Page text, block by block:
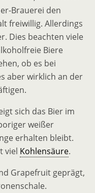
Brauerei den
freiwillig. Allerdings
Dies beachten viele
Biere
ob es bei
aber wirklich an der
sich das Bier im
weißer
erhalten bleibt.
viel Kohlensäure.
Grapefruit geprägt,